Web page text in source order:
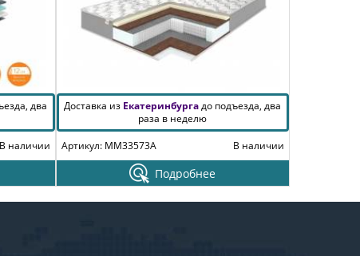
два
В наличии
Доставка из Екатеринбургадо подъезда, два
раза в неделю
Артикул: MM33573A
В наличии
Подробнее